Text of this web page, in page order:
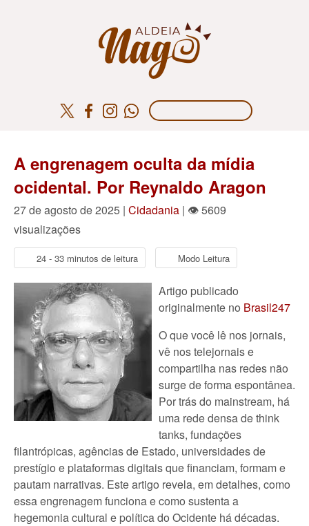
A engrenagem oculta da mídia
ocidental. Por Reynaldo Aragon
27 de agosto de 2025 | Cidadania | 👁 5609
visualizações
24 - 33 minutos de leitura Modo Leitura
Artigo publicado
originalmente no Brasil247
O que você lê nos jornais,
vê nos telejornais e
compartilha nas redes não
surge de forma espontânea.
Por trás do mainstream, há
uma rede densa de think
tanks, fundações
filantrópicas, agências de Estado, universidades de
prestígio e plataformas digitais que financiam, formam e
pautam narrativas. Este artigo revela, em detalhes, como
essa engrenagem funciona e como sustenta a
hegemonia cultural e política do Ocidente há décadas.